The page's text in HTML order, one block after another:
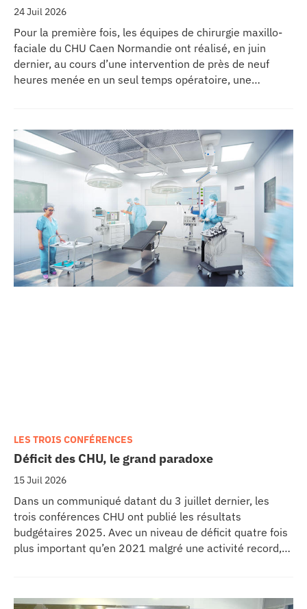
24 Juil 2026
Pour la première fois, les équipes de chirurgie maxillo-
faciale du CHU Caen Normandie ont réalisé, en juin
dernier, au cours d’une intervention de près de neuf
heures menée en un seul temps opératoire, une
Déficit des CHU, le grand paradoxe
15 Juil 2026
LES TROIS CONFÉRENCES
Dans un communiqué datant du 3 juillet dernier, les
trois conférences CHU ont publié les résultats
budgétaires 2025. Avec un niveau de déficit quatre fois
plus important qu’en 2021 malgré une activité record,